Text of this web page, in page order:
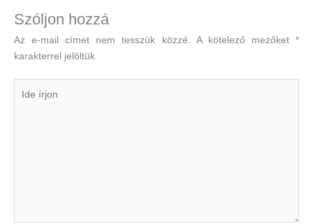
Szóljon hozzá
Az e-mail címet nem tesszük közzé. A kötelező mezőket*
karakterrel jelöltük